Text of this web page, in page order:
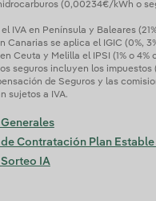
IVA en Península y Baleares
el IPSI (1% o 4% o según
seguros incluyen los impuestos
de Seguros y las
mediación, que no están sujetos a IVA.
Contratación Plan
IA